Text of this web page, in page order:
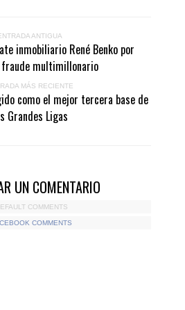
ANTIGUA
inmobiliario René Benko por
multimillonario
MÁS RECIENTE
como el mejor tercera base de
Grandes Ligas
UN COMENTARIO
COMMENTS
COMMENTS